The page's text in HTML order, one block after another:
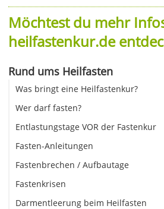
Möchtest du mehr
heilfastenkur.de
Rund ums Heilfasten
Was bringt eine Heilfastenkur?
Wer darf fasten?
Entlastungstage VOR der Fastenkur
Fasten-Anleitungen
Fastenbrechen / Aufbautage
Fastenkrisen
Darmentleerung beim Heilfasten